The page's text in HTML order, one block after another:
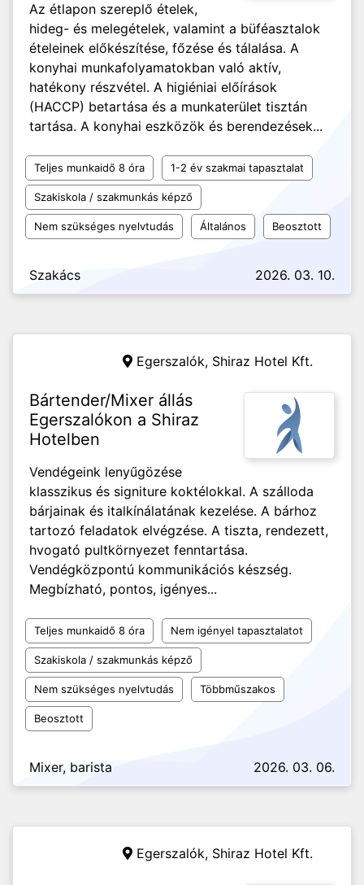
Az étlapon szereplő ételek,
hideg- és melegételek, valamint a büféasztalok
ételeinek előkészítése, főzése és tálalása. A
konyhai munkafolyamatokban való aktív,
hatékony részvétel. A higiéniai előírások
(HACCP) betartása és a munkaterület tisztán
tartása. A konyhai eszközök és berendezések...
Teljes munkaidő 8 óra 1-2 év szakmai tapasztalat
Szakiskola / szakmunkás képző
Nem szükséges nyelvtudás Általános Beosztott
Szakács 2026. 03. 10.
Egerszalók, Shiraz Hotel Kft.
Bártender/Mixer állás
Egerszalókon a Shiraz
Hotelben
Vendégeink lenyűgözése
klasszikus és signiture koktélokkal. A szálloda
bárjainak és italkínálatának kezelése. A bárhoz
tartozó feladatok elvégzése. A tiszta, rendezett,
hvogató pultkörnyezet fenntartása.
Vendégközpontú kommunikációs készség.
Megbízható, pontos, igényes...
Teljes munkaidő 8 óra Nem igényel tapasztalatot
Szakiskola / szakmunkás képző
Nem szükséges nyelvtudás Többműszakos
Beosztott
Mixer, barista 2026. 03. 06.
Egerszalók, Shiraz Hotel Kft.